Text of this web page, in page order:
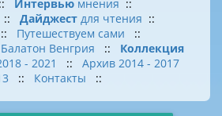
:: Интервью мнения ::
:: Дайджест для чтения ::
:: Путешествуем сами
::
Балатон Венгрия :: Коллекция
- 2021 :: Архив 2014 - 2017
:: Контакты ::